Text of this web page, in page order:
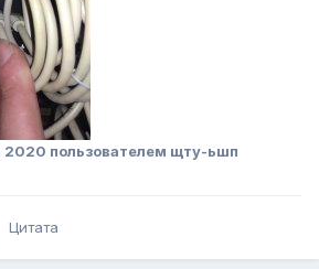
2020 пользователем щту-ьшп
Цитата